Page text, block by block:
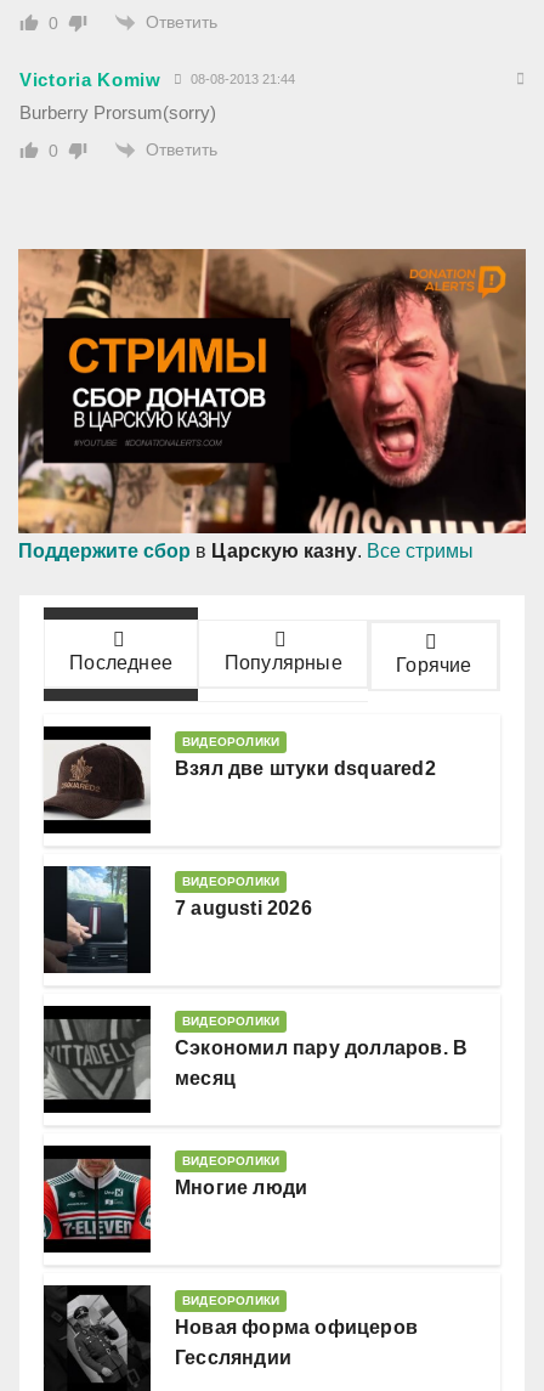
0 Ответить
Victoria Komiw 08-08-2013 21:44
Burberry Prorsum(sorry)
0 Ответить
Поддержите сбор в Царскую казну. Все стримы
Последнее Популярные Горячие
ВИДЕОРОЛИКИ
Взял две штуки dsquared2
ВИДЕОРОЛИКИ
7 augusti 2026
ВИДЕОРОЛИКИ
Сэкономил пару долларов. В
месяц
ВИДЕОРОЛИКИ
Многие люди
ВИДЕОРОЛИКИ
Новая форма офицеров
Гессляндии